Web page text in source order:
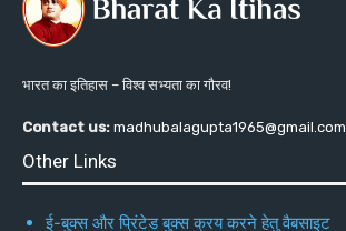
भारत का इतिहास – विश्व सभ्यता का गौरव!
Contact us: madhubalagupta1965@gmail.com
Other Links
ई-बुक्स और प्रिंटेड बुक्स क्रय करने हेतु वैबसाइट